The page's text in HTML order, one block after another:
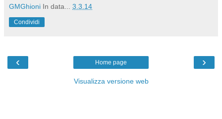
GMGhioni In data... 3.3.14
Condividi
‹ ›
Home page
Visualizza versione web